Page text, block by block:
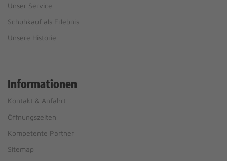
Unser Service
Schuhkauf als Erlebnis
Unsere Historie
Informationen
Kontakt & Anfahrt
Öffnungszeiten
Kompetente Partner
Sitemap